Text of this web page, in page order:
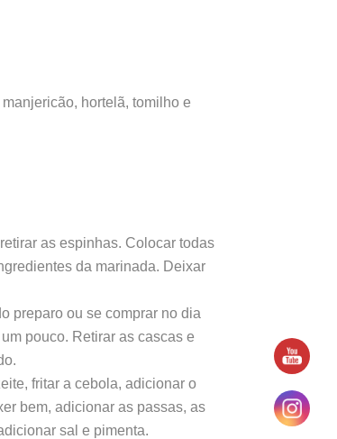
hortelã, tomilho e
as espinhas. Colocar todas
da marinada. Deixar
preparo ou se comprar no dia
pouco. Retirar as cascas e
fritar a cebola, adicionar o
bem, adicionar as passas, as
sal e pimenta.